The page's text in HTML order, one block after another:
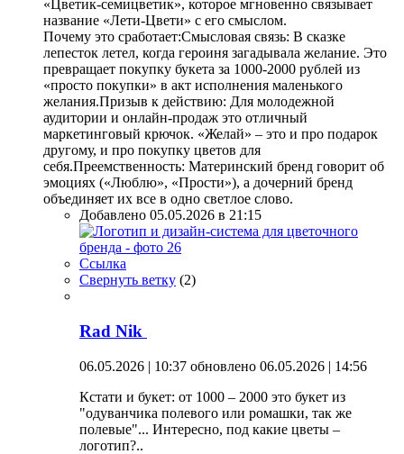
«Цветик-семицветик», которое мгновенно связывает
название «Лети-Цвети» с его смыслом.
Почему это сработает:Смысловая связь: В сказке
лепесток летел, когда героиня загадывала желание. Это
превращает покупку букета за 1000-2000 рублей из
«просто покупки» в акт исполнения маленького
желания.Призыв к действию: Для молодежной
аудитории и онлайн-продаж это отличный
маркетинговый крючок. «Желай» – это и про подарок
другому, и про покупку цветов для
себя.Преемственность: Материнский бренд говорит об
эмоциях («Люблю», «Прости»), а дочерний бренд
объединяет их все в одно светлое слово.
Добавлено 05.05.2026 в 21:15
Ссылка
Свернуть ветку (2)
Rad Nik
06.05.2026 | 10:37 обновлено 06.05.2026 | 14:56
Кстати и букет: от 1000 – 2000 это букет из
"одуванчика полевого или ромашки, так же
полевые"... Интересно, под какие цветы –
логотип?..